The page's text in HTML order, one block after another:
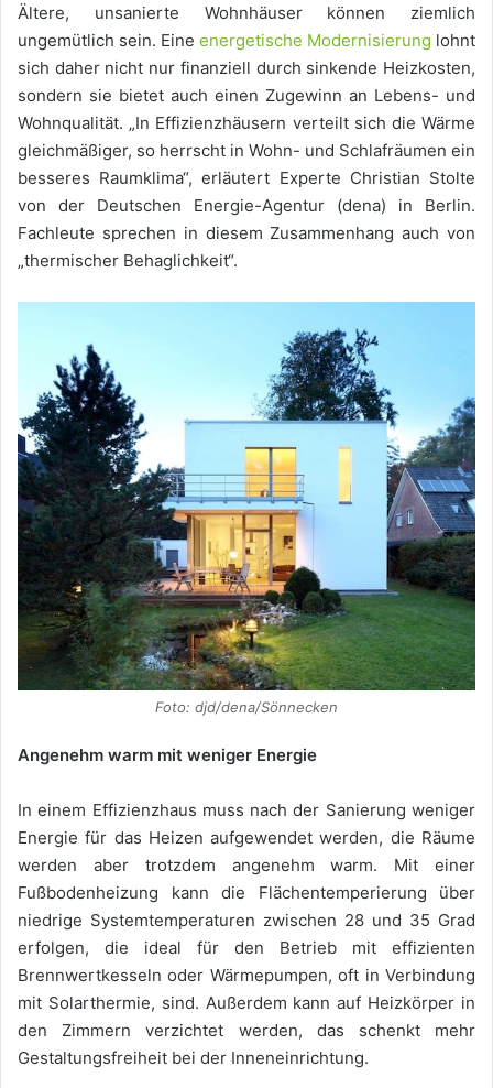
Ältere, unsanierte Wohnhäuser können ziemlich
ungemütlich sein. Eine energetische Modernisierung lohnt
sich daher nicht nur finanziell durch sinkende Heizkosten,
sondern sie bietet auch einen Zugewinn an Lebens- und
Wohnqualität. „In Effizienzhäusern verteilt sich die Wärme
gleichmäßiger, so herrscht in Wohn- und Schlafräumen ein
besseres Raumklima“, erläutert Experte Christian Stolte
von der Deutschen Energie-Agentur (dena) in Berlin.
Fachleute sprechen in diesem Zusammenhang auch von
„thermischer Behaglichkeit“.
Foto: djd/dena/Sönnecken
Angenehm warm mit weniger Energie
In einem Effizienzhaus muss nach der Sanierung weniger
Energie für das Heizen aufgewendet werden, die Räume
werden aber trotzdem angenehm warm. Mit einer
Fußbodenheizung kann die Flächentemperierung über
niedrige Systemtemperaturen zwischen 28 und 35 Grad
erfolgen, die ideal für den Betrieb mit effizienten
Brennwertkesseln oder Wärmepumpen, oft in Verbindung
mit Solarthermie, sind. Außerdem kann auf Heizkörper in
den Zimmern verzichtet werden, das schenkt mehr
Gestaltungsfreiheit bei der Inneneinrichtung.